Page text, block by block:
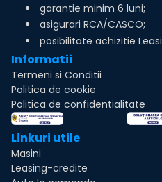
garantie minim 6 luni;
asigurari RCA/CASCO;
posibilitate achizitie
Informatii
Termeni si Conditii
Politica de cookie
Politica de confidentialitate
Linkuri utile
Masini
Leasing-credite